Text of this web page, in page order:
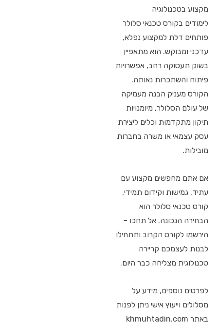
מקצוע בטכנולוגיה
לימודים בקורס טכנאי סלולר
פותחים דלת למקצוע נפלא,
עדכני ומבוקש. הוא מתאפיין
בשוק תעסוקה רחב, אפשרויות
פיתוח והשתכרות נאותה.
הקורס מעניק הבנה מעמיקה
של עולם הסלולר, מיומנויות
תיקון מתקדמות וכלים ליצירת
עסק עצמאי או משרה בחברות
מובילות.
אם אתם מחפשים מקצוע עם
עתיד, גמישות וקידום תמידי,
קורס טכנאי סלולר הוא
הבחירה הנכונה. אל תחכו –
הירשמו לקורס הקרוב ותתחילו
לבנות לעצמכם קריירה
טכנולוגית מצליחה כבר היום.
לפרטים נוספים, מידע על
מסלולים וייעוץ אישי ניתן לפנות
באתר khmuhtadin.com